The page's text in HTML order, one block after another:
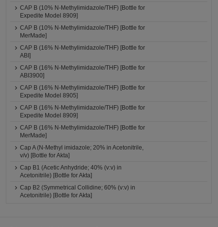
CAP B (10% N-Methylimidazole/THF) [Bottle for
Expedite Model 8909]
CAP B (10% N-Methylimidazole/THF) [Bottle for
MerMade]
CAP B (16% N-Methylimidazole/THF) [Bottle for
ABI]
CAP B (16% N-Methylimidazole/THF) [Bottle for
ABI3900]
CAP B (16% N-Methylimidazole/THF) [Bottle for
Expedite Model 8905]
CAP B (16% N-Methylimidazole/THF) [Bottle for
Expedite Model 8909]
CAP B (16% N-Methylimidazole/THF) [Bottle for
MerMade]
Cap A (N-Methyl imidazole; 20% in Acetonitrile,
v/v) [Bottle for Akta]
Cap B1 (Acetic Anhydride; 40% (v:v) in
Acetonitrile) [Bottle for Akta]
Cap B2 (Symmetrical Collidine; 60% (v:v) in
Acetonitrile) [Bottle for Akta]